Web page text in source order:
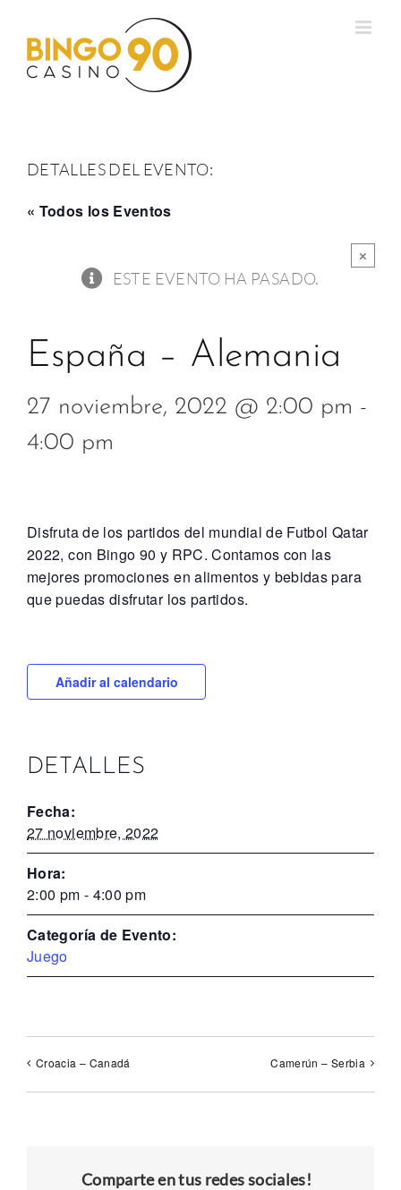
contenido
DETALLES DEL EVENTO:
« Todos los Eventos
×
ESTE EVENTO HA PASADO.
España – Alemania
27 noviembre, 2022 @ 2:00 pm -
4:00 pm
Disfruta de los partidos del mundial de Futbol Qatar
2022, con Bingo 90 y RPC. Contamos con las
mejores promociones en alimentos y bebidas para
que puedas disfrutar los partidos.
Añadir al calendario
DETALLES
Fecha:
27 noviembre, 2022
Hora:
2:00 pm - 4:00 pm
Categoría de Evento:
Juego
Croacia – Canadá Camerún – Serbia
Comparte en tus redes sociales!